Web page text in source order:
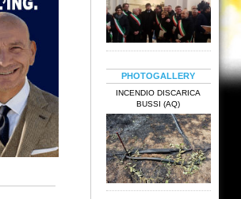
PHOTOGALLERY
INCENDIO DISCARICA
BUSSI (AQ)